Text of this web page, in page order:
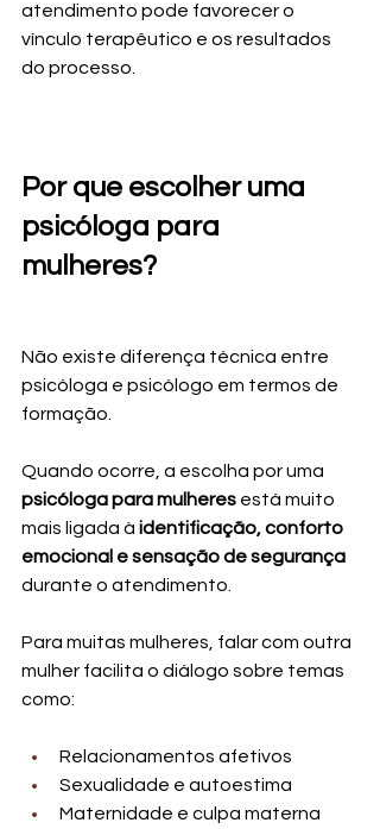
atendimento pode favorecer o
vínculo terapêutico e os resultados
do processo.
Por que escolher uma
psicóloga para
mulheres?
Não existe diferença técnica entre
psicóloga e psicólogo em termos de
formação.
Quando ocorre, a escolha por uma
psicóloga para mulheres está muito
mais ligada à identificação, conforto
emocional e sensação de segurança
durante o atendimento.
Para muitas mulheres, falar com outra
mulher facilita o diálogo sobre temas
como:
Relacionamentos afetivos
Sexualidade e autoestima
Maternidade e culpa materna